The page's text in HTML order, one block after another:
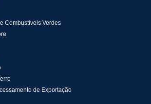
Combustíveis Verdes
de Exportação